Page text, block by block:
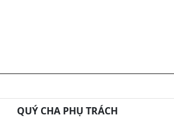
QUÝ CHA PHỤ TRÁCH